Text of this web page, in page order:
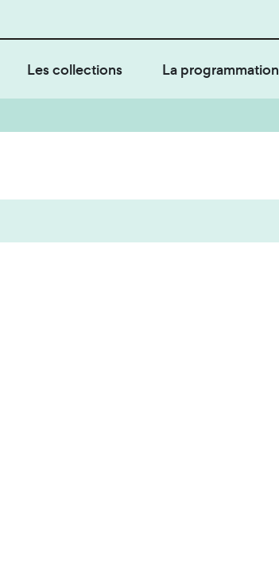
Les collections La programmation
cookies